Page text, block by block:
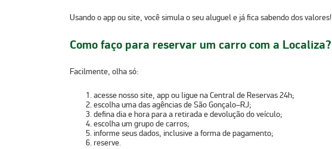
Usando o app ou site, você simula o seu aluguel e já fica sabendo dos valores!
Como faço para reservar um carro com a Localiza?
Facilmente, olha só:
acesse nosso site, app ou ligue na Central de Reservas 24h;
escolha uma das agências de São Gonçalo–RJ;
defina dia e hora para a retirada e devolução do veículo;
escolha um grupo de carros;
informe seus dados, inclusive a forma de pagamento;
reserve.